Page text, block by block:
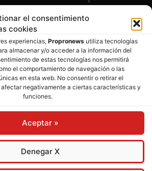
el consentimiento
cookies
experiencias, Propronewsutiliza tecnologías
almacenar y/o acceder a la información del
de estas tecnologías nos permitirá
el comportamiento de navegación o las
en esta web. No consentir o retirar el
negativamente a ciertas características y
funciones.
Aceptar »
Denegar X
NOSOTROS
Pagador- Subdirectora: Rosa Puch
Pagador Otero - Wikipedia
independencia,
ni subvenciones o ayudas públicas o
de nuestros directivos, redactores y
remuneración alguna. Realizamos
amor al periodismo, a la verdad y a la
con la ciudadanía.